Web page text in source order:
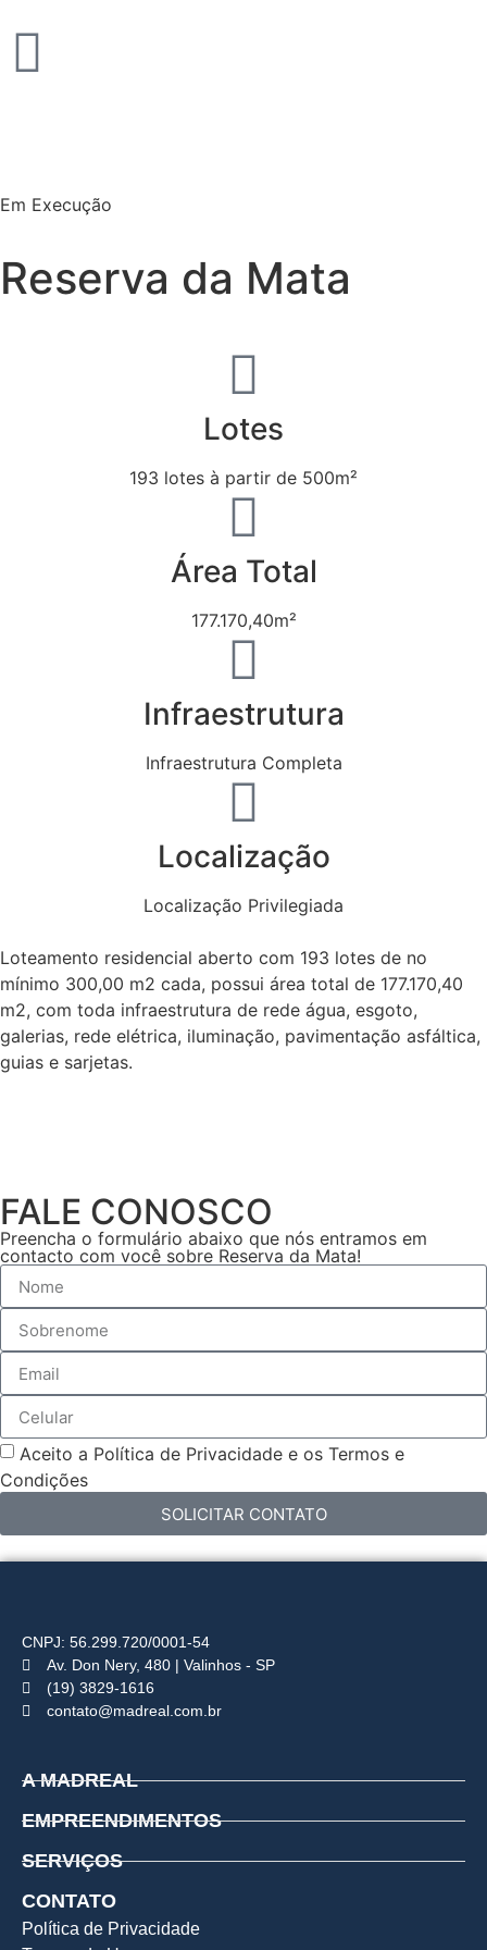
Em Execução
Reserva da Mata
Lotes
193 lotes à partir de 500m²
Área Total
177.170,40m²
Infraestrutura
Infraestrutura Completa
Localização
Localização Privilegiada
Loteamento residencial aberto com 193 lotes de no
mínimo 300,00 m2 cada, possui área total de 177.170,40
m2, com toda infraestrutura de rede água, esgoto,
galerias, rede elétrica, iluminação, pavimentação asfáltica,
guias e sarjetas.
FALE CONOSCO
Preencha o formulário abaixo que nós entramos em
contacto com você sobre Reserva da Mata!
Aceito a Política de Privacidade e os Termos e
Condições
SOLICITAR CONTATO
CNPJ: 56.299.720/0001-54
Av. Don Nery, 480 | Valinhos - SP
(19) 3829-1616
contato@madreal.com.br
A MADREAL
EMPREENDIMENTOS
SERVIÇOS
CONTATO
Política de Privacidade